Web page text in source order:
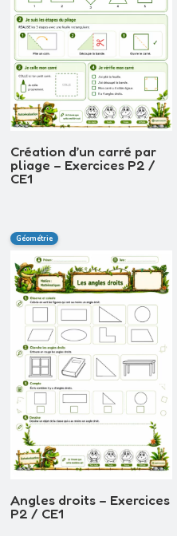
Création d’un carré par
pliage – Exercices P2 /
CE1
Géométrie
Angles droits – Exercices
P2 / CE1